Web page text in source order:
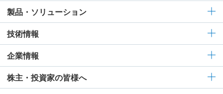
製品・ソリューション
技術情報
企業情報
株主・投資家の皆様へ